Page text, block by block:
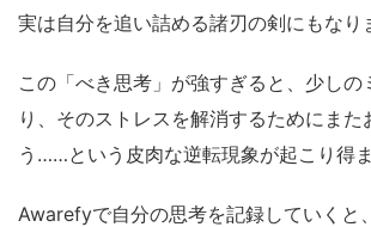
実は自分を追い詰める諸刃の剣にもなり
この「べき思考」が強すぎると、少しの
り、そのストレスを解消するためにまた
う……という皮肉な逆転現象が起こり得ま
Awarefyで自分の思考を記録していくと